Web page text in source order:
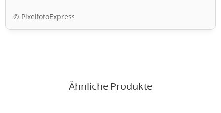
© PixelfotoExpress
Ähnliche Produkte